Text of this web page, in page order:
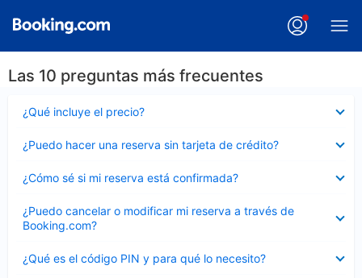
Las 10 preguntas más frecuentes
¿Qué incluye el precio?
cerrado
¿Puedo hacer una reserva sin tarjeta de crédito?
cerrado
¿Cómo sé si mi reserva está confirmada?
cerrado
¿Puedo cancelar o modificar mi reserva a través de
Booking.com?
cerrado
¿Qué es el código PIN y para qué lo necesito?
cerrado